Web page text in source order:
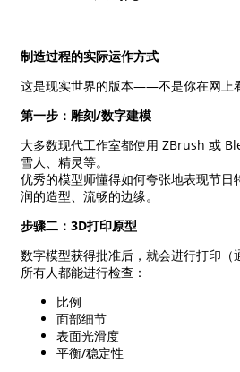
制造过程的实际运作方式
这是现实世界的版本——不是你在网上
第一步：雕刻/数字建模
大多数现代工作室都使用 ZBrush 或
雪人、精灵等。
优秀的模型师懂得如何夸张地表现节
润的造型、流畅的边缘。
步骤二：3D打印原型
数字模型获得批准后，就会进行打印（
所有人都能进行检查：
比例
面部细节
表面光滑度
平衡/稳定性